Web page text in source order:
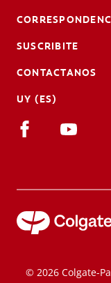
SUSCRIBITE
CONTACTANOS
UY (ES)
© 2026 Colgate-